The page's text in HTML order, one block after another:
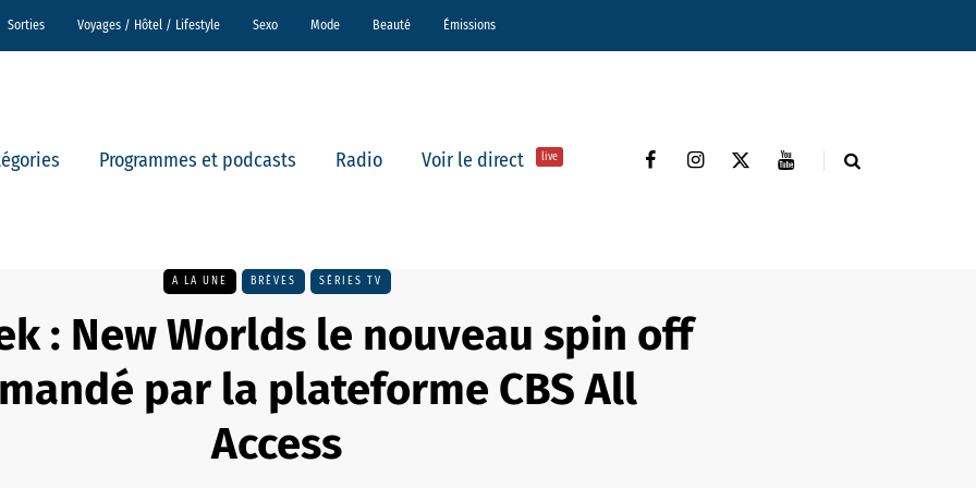
Sorties Voyages / Hôtel / Lifestyle Sexo Mode Beauté Émissions
Programmes et podcasts Radio Voir le direct live
A LA UNE BRÈVES SÉRIES TV
: New Worlds le nouveau spin off
par la plateforme CBS All
Access